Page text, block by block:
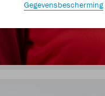
Gegevensbescherming